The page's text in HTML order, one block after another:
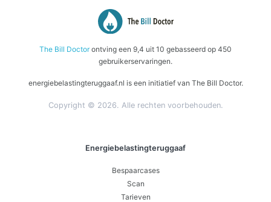
The Bill Doctorontving een 9,4 uit 10 gebasseerd op 450
gebruikerservaringen.
energiebelastingteruggaaf.nl is een initiatief van The Bill Doctor.
Copyright © 2026. Alle rechten voorbehouden.
Energiebelastingteruggaaf
Bespaarcases
Scan
Tarieven